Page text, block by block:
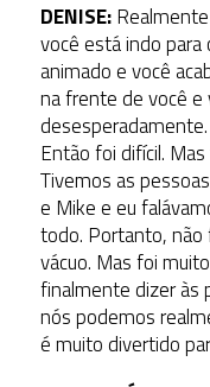
DENISE:Realmente
você está indo
animado e você
na frente de você e
Então foi difícil.
Tivemos as
e Mike e eu
todo. Portanto,
vácuo. Mas foi
finalmente dizer às
nós podemos
é muito divertido